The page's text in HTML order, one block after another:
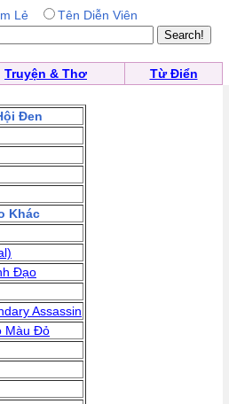
Lẻ Tên Diễn Viên
Truyện & Thơ Từ Điển
Đen
Khác
Đạo
Assassin
Màu Đỏ